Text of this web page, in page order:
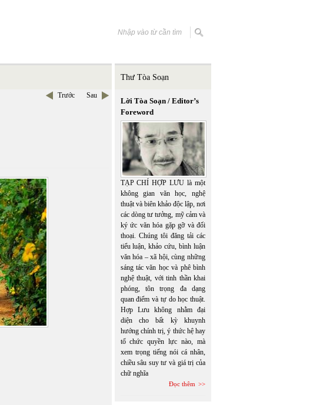
Trước Sau
Thư Tòa Soạn
Lời Tòa Soạn / Editor’s
Foreword
TẠP CHÍ HỢP LƯU là một
không gian văn học, nghệ
thuật và biên khảo độc lập, nơi
các dòng tư tưởng, mỹ cảm và
ký ức văn hóa gặp gỡ và đối
thoại. Chúng tôi đăng tải các
tiểu luận, khảo cứu, bình luận
văn hóa – xã hội, cùng những
sáng tác văn học và phê bình
nghệ thuật, với tinh thần khai
phóng, tôn trọng đa dạng
quan điểm và tự do học thuật.
Hợp Lưu không nhằm đại
diện cho bất kỳ khuynh
hướng chính trị, ý thức hệ hay
tổ chức quyền lực nào, mà
xem trọng tiếng nói cá nhân,
chiều sâu suy tư và giá trị của
chữ nghĩa
Đọc thêm